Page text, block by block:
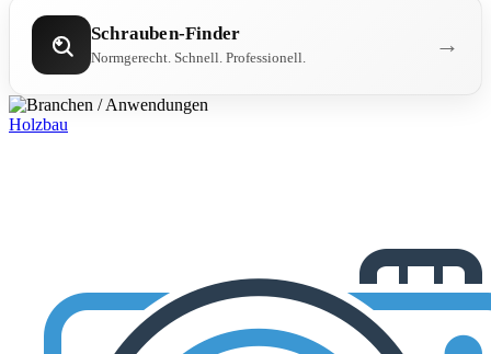
Schrauben-Finder
Normgerecht. Schnell. Professionell. →
Holzbau